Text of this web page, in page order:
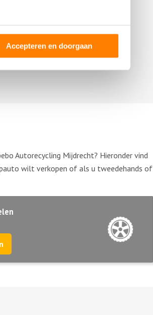
Accepteren en doorgaan
Autorecycling Mijdrecht? Hieronder vind
wilt verkopen of als u tweedehands of